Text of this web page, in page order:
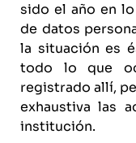
sido el año en
de datos
la situación es
todo lo que
registrado allí,
exhaustiva las
institución.